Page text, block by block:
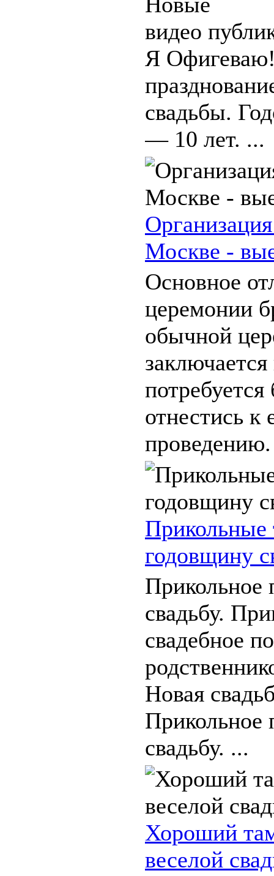
видео
Я
свадьбы.
— 10 лет. ...
Москве -
Основное
церемонии
обычной
потребуется
отнестись к
Прикольные
годовщину
Прикольное
свадьбу.
свадебное
Новая
Прикольное
свадьбу. ...
Хороший
веселой